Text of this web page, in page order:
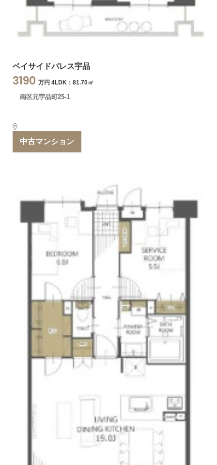
ベイサイドパレス宇品
3190 万円 4LDK：81.70㎡
南区元宇品町25-1
中古マンション